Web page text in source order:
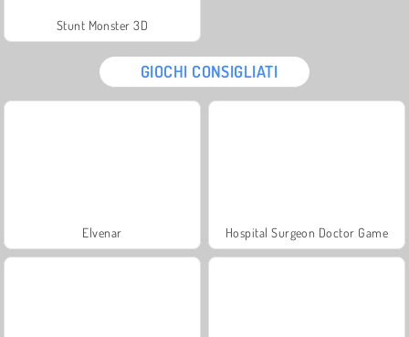
Stunt Monster 3D
GIOCHI CONSIGLIATI
Elvenar Hospital Surgeon Doctor Game